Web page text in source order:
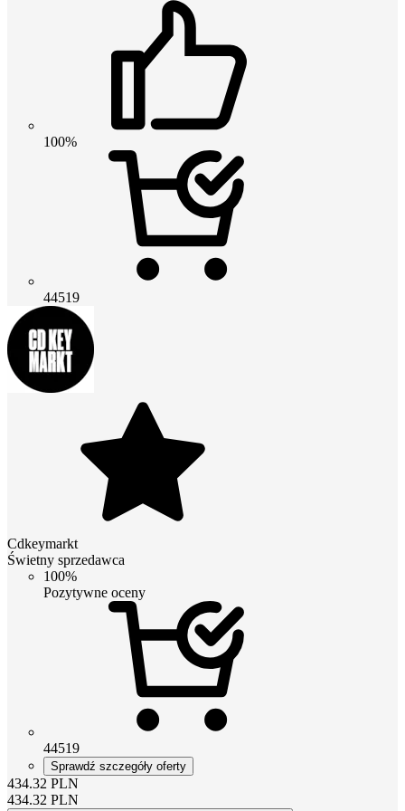
100%
44519
Cdkeymarkt
Świetny sprzedawca
100%
Pozytywne oceny
44519
Sprawdź szczegóły oferty
434.32 PLN
434.32 PLN